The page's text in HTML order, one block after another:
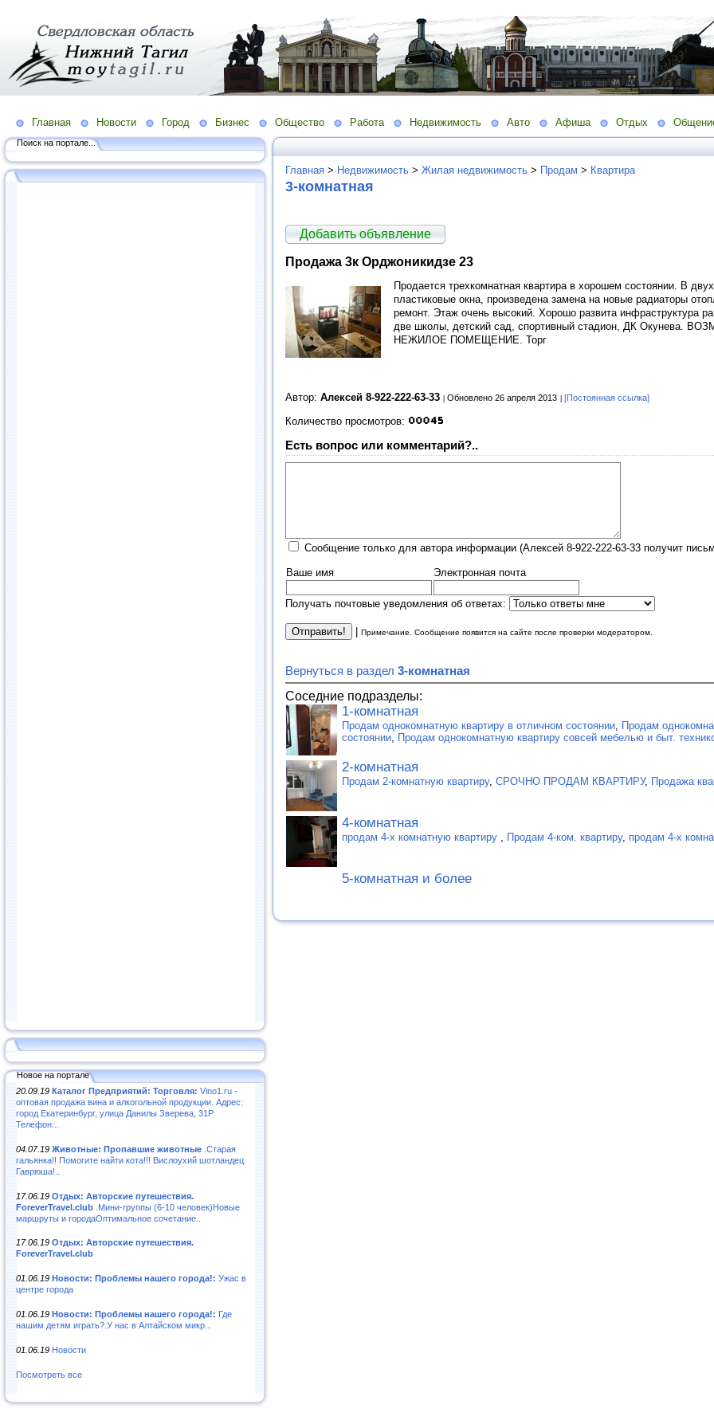
Главная Новости Город Бизнес Общество Работа Недвижимость Авто Афиша Отдых
Поиск на портале...
Новое на портале
20.09.19 Каталог Предприятий: Торговля: Vino1.ru -
оптовая продажа вина и алкогольной продукции. Адрес:
город Екатеринбург, улица Данилы Зверева, 31Р
Телефон:..
04.07.19 Животные: Пропавшие животные .Старая
гальянка!! Помогите найти кота!!! Вислоухий шотландец
Гаврюша!..
17.06.19 Отдых: Авторские путешествия.
ForeverTravel.club .Мини-группы (6-10 человек)Новые
маршруты и городаОптимальное сочетание..
17.06.19 Отдых: Авторские путешествия.
ForeverTravel.club
01.06.19 Новости: Проблемы нашего города!: Ужас в
центре города
01.06.19 Новости: Проблемы нашего города!: Где
нашим детям играть?.У нас в Алтайском микр...
01.06.19 Новости
Посмотреть все
Главная > Недвижимость > Жилая недвижимость > Продам > Квартира
3-комнатная
Добавить объявление
Продажа 3к Орджоникидзе 23
Продается трехкомнатная квартира в хорошем состоянии. В
пластиковые окна, произведена замена на новые радиаторы
ремонт. Этаж очень высокий. Хорошо развита инфраструктура
две школы, детский сад, спортивный стадион, ДК Окунева.
НЕЖИЛОЕ ПОМЕЩЕНИЕ. Торг
Автор: Алексей 8-922-222-63-33 Обновлено 26 апреля 2013 [Постоянная ссылка]
Количество просмотров:
Есть вопрос или комментарий?..
Сообщение только для автора информации (Алексей 8-922-222-63-33 получит
Ваше имя Электронная почта
Получать почтовые уведомления об ответах:
Примечание. Сообщение появится на сайте после проверки модератором.
Вернуться в раздел 3-комнатная
Соседние подразделы:
1-комнатная
Продам однокомнатную квартиру в отличном состоянии
Продам
состоянии
Продам однокомнатную квартиру совсей мебелью и быт.
2-комнатная
Продам 2-комнатную квартиру, СРОЧНО ПРОДАМ КВАРТИРУ, Продажа
4-комнатная
продам 4-х комнатную квартиру Продам 4-ком. квартиру, продам 4-х
5-комнатная и более